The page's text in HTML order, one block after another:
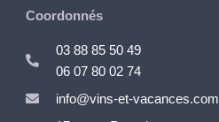
Coordonnés
03 88 85 50 49
06 07 80 02 74
info@vins-et-vacances.com